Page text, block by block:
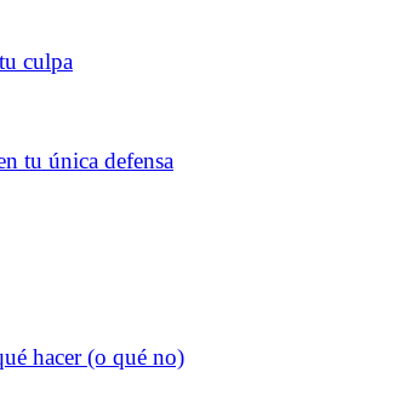
culpa
tu única defensa
hacer (o qué no)